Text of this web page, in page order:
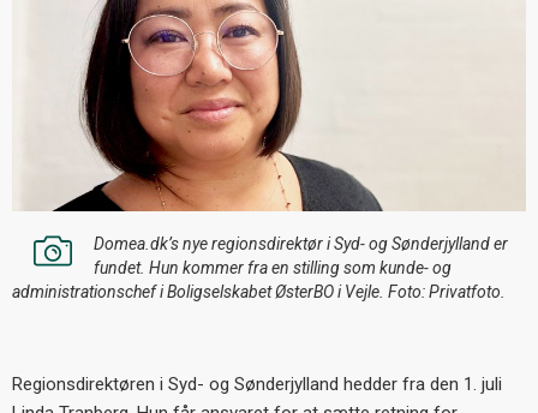
Domea.dk’s nye regionsdirektør i Syd- og Sønderjylland er
fundet. Hun kommer fra en stilling som kunde- og
administrationschef i Boligselskabet ØsterBO i Vejle. Foto: Privatfoto.
Regionsdirektøren i Syd- og Sønderjylland hedder fra den 1. juli